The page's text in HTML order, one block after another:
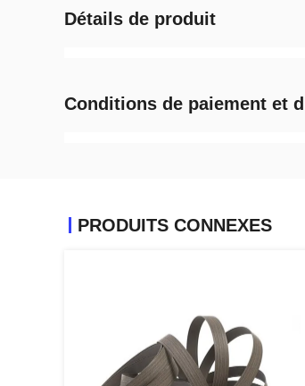
Détails de produit
Conditions de paiement et
PRODUITS CONNEXES